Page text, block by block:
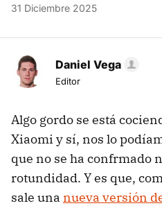
31 Diciembre 2025
Daniel Vega
Editor
Algo gordo se está
Xiaomi y sí, nos lo
que no se ha confrmado
rotundidad. Y es que,
sale una nueva versión